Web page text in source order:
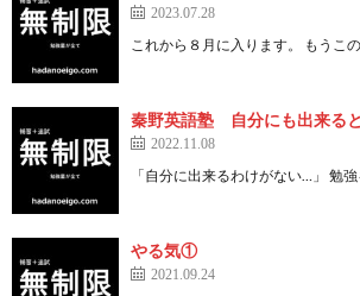
2023.07.28
これから８月に入ります。 もうこ
秦野英語塾 自分にも出来る
2022.11.08
「自分に出来るわけがない…」 勉
やる気①
2021.09.24